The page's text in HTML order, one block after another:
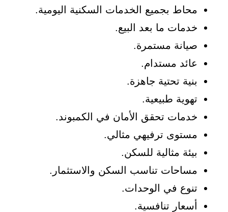
محاط بجميع الخدمات السكنية اليومية.
خدمات ما بعد البيع.
صيانة مستمرة.
عائد مستدام.
بنية تحتية جاهزة.
تهوية طبيعية.
خدمات تحقق الأمان في الكمبوند.
مستوى ترفيهي مثالي.
بيئة مثالية للسكن.
مساحات تناسب السكن والاستثمار.
تنوع في الوحدات.
أسعار تنافسية.